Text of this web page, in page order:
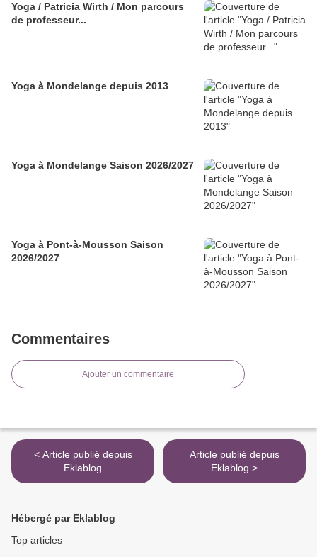
Yoga / Patricia Wirth / Mon parcours
de professeur...
Yoga à Mondelange depuis 2013
Yoga à Mondelange Saison 2026/2027
Yoga à Pont-à-Mousson Saison
2026/2027
Commentaires
Ajouter un commentaire
< Article publié depuis
Eklablog
Article publié depuis
Eklablog >
Hébergé par Eklablog
Top articles